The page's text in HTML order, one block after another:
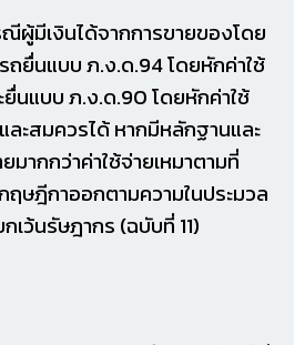
ผู้มีเงินได้จากการขายของโดย
ถยื่นแบบ ภ.ง.ด.94 โดยหักค่าใช้
ยื่นแบบ ภ.ง.ด.90 โดยหักค่าใช้
ละสมควรได้ หากมีหลักฐานและ
มากกว่าค่าใช้จ่ายเหมาตามที่
ฤษฎีกาออกตามความในประมวล
เว้นรัษฎากร (ฉบับที่ 11)